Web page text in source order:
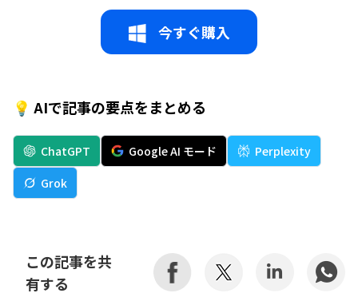
今すぐ購入
💡 AIで記事の要点をまとめる
ChatGPT Google AI モード
Perplexity
Grok
この記事を共
有する